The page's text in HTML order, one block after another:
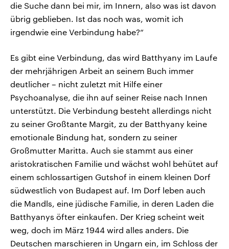
die Suche dann bei mir, im Innern, also was ist davon
übrig geblieben. Ist das noch was, womit ich
irgendwie eine Verbindung habe?“
Es gibt eine Verbindung, das wird Batthyany im Laufe
der mehrjährigen Arbeit an seinem Buch immer
deutlicher – nicht zuletzt mit Hilfe einer
Psychoanalyse, die ihn auf seiner Reise nach Innen
unterstützt. Die Verbindung besteht allerdings nicht
zu seiner Großtante Margit, zu der Batthyany keine
emotionale Bindung hat, sondern zu seiner
Großmutter Maritta. Auch sie stammt aus einer
aristokratischen Familie und wächst wohl behütet auf
einem schlossartigen Gutshof in einem kleinen Dorf
südwestlich von Budapest auf. Im Dorf leben auch
die Mandls, eine jüdische Familie, in deren Laden die
Batthyanys öfter einkaufen. Der Krieg scheint weit
weg, doch im März 1944 wird alles anders. Die
Deutschen marschieren in Ungarn ein, im Schloss der